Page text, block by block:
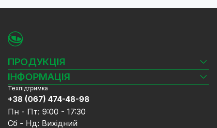
ПРОДУКЦІЯ
Камери відеоспостереження
Відеореєстратори
Комплекти відеоспостереження
СКУД
Джерела живлення
ІНФОРМАЦІЯ
Блог
Доставка та оплата
Гарантія та Сервісне обслуговування
Політика конфіденційності
Техпідтримка
+38 (067) 474-48-98
Пн - Пт: 9:00 - 17:30
Сб - Нд: Вихідний